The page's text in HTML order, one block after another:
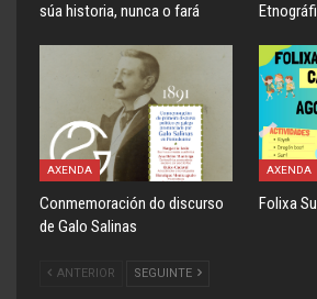
súa historia, nunca o fará
AXENDA
Conmemoración do discurso
de Galo Salinas
AXENDA
Folixa
ANTERIOR SEGUINTE